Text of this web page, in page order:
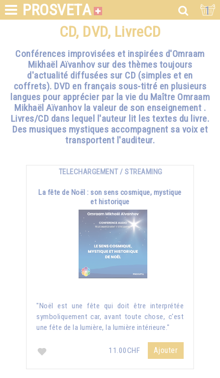
PROSVETA 1
CD, DVD, LivreCD
Conférences improvisées et inspirées d'Omraam
Mikhaël Aïvanhov sur des thèmes toujours
d'actualité diffusées sur CD (simples et en
coffrets). DVD en français sous-titré en plusieurs
langues pour apprécier par la vie du Maître Omraam
Mikhaël Aïvanhov la valeur de son enseignement .
Livres/CD dans lequel l'auteur lit les textes du livre.
Des musiques mystiques accompagnent sa voix et
transportent l'auditeur.
TELECHARGEMENT / STREAMING
La fête de Noël : son sens cosmique, mystique
et historique
"Noël est une fête qui doit être interprétée
symboliquement car, avant toute chose, c'est
une fête de la lumière, la lumière intérieure."
11.00CHF Ajouter